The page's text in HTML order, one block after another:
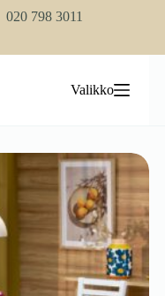
020 798 3011
Valikko